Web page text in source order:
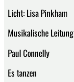
Licht: Lisa Pinkham
Musikalische Leitung
Paul Connelly
Es tanzen